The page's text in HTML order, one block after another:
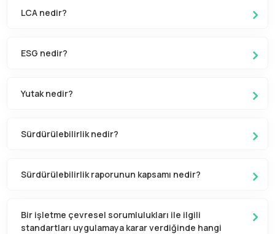
LCA nedir?
ESG nedir?
Yutak nedir?
Sürdürülebilirlik nedir?
Sürdürülebilirlik raporunun kapsamı nedir?
Bir işletme çevresel sorumlulukları ile ilgili
standartları uygulamaya karar verdiğinde hangi